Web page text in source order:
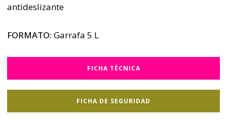
antideslizante
FORMATO: Garrafa 5 L
FICHA TÉCNICA
FICHA DE SEGURIDAD